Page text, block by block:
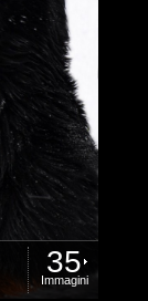
35
Immagini